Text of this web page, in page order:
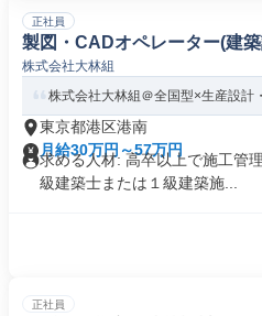
正社員
製図・CADオペレーター(建
株式会社大林組
株式会社大林組＠全国型×生産設計
東京都港区港南
月給30万円～57万円
求める人材: 高卒以上で施工
級建築士または１級建築施...
正社員